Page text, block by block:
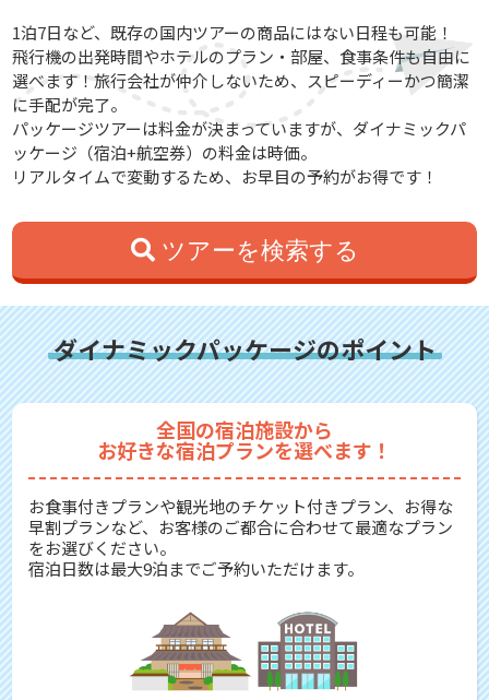
1泊7日など、既存の国内ツアーの商品にはない日程も可能！
飛行機の出発時間やホテルのプラン・部屋、食事条件も自由に
選べます！旅行会社が仲介しないため、スピーディーかつ簡潔
に手配が完了。
パッケージツアーは料金が決まっていますが、ダイナミックパ
ッケージ（宿泊+航空券）の料金は時価。
リアルタイムで変動するため、お早目の予約がお得です！
ツアーを検索する
ダイナミックパッケージのポイント
全国の宿泊施設から
お好きな宿泊プランを選べます！
お食事付きプランや観光地のチケット付きプラン、お得な
早割プランなど、お客様のご都合に合わせて最適なプラン
をお選びください。
宿泊日数は最大9泊までご予約いただけます。